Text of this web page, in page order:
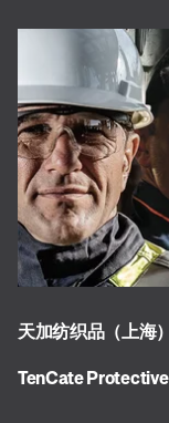
天加纺织品（上海
TenCate